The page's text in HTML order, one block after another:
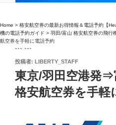
Home > 格安航空券の最新お得情報＆電話予約【
機の電話予約ガイド > 羽田/富山 格安航空券の飛行
航空券を手軽に電話予約
``` ```
投
稿
日:
投稿者: LIBERTY_STAFF
東京/羽田空港発
格安航空券を手軽